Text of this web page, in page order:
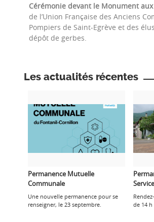
Cérémonie devant le Monument
de l’Union Française des Anciens
Pompiers de Saint-Egrève et des
dépôt de gerbes.
Les actualités récentes
Permanence Mutuelle
Communale
Une nouvelle permanence pour se
renseigner, le 23 septembre.
de 14 h